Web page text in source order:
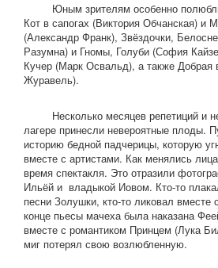
Юным зрителям особенно
Кот в сапогах (Виктория Обчанская) и
(Александр Франк), Звёздочки,
Разумна) и Гномы, Голуби (София
Кучер (Марк Освальд), а также Добрая
Журавель).
Несколько месяцев репетиций и
лагере принесли невероятные плоды.
историю бедной падчерицы, которую
вместе с артистами. Как менялись
время спектакля. Это отразили
Ильёй и владыкой Иовом. Кто-то
песни Золушки, кто-то ликовал вместе
конце пьесы мачеха была наказана
вместе с романтиком Принцем (Лука
миг потерял свою возлюбленную.